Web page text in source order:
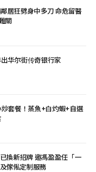
居狂劈身中多刀 命危留醫
關
华尔街传奇银行家
套餐！蒸魚+白灼蝦+自選
換新招牌 邀馮盈盈任「一
傢俬定制服務